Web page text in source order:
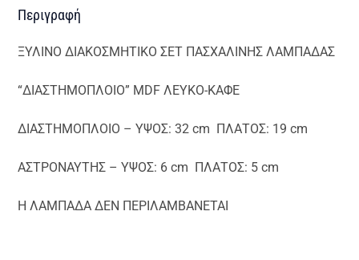
Περιγραφή
ΞΥΛΙΝΟ ΔΙΑΚΟΣΜΗΤΙΚΟ ΣΕΤ ΠΑΣΧΑΛΙΝΗΣ ΛΑΜΠΑΔΑΣ
“ΔΙΑΣΤΗΜΟΠΛΟΙΟ” MDF ΛΕΥΚΟ-ΚΑΦΕ
ΔΙΑΣΤΗΜΟΠΛΟΙΟ – ΥΨΟΣ: 32 cm ΠΛΑΤΟΣ: 19 cm
ΑΣΤΡΟΝΑΥΤHΣ – ΥΨΟΣ: 6 cm ΠΛΑΤΟΣ: 5 cm
Η ΛΑΜΠΑΔΑ ΔΕΝ ΠΕΡΙΛΑΜΒΑΝΕΤΑΙ